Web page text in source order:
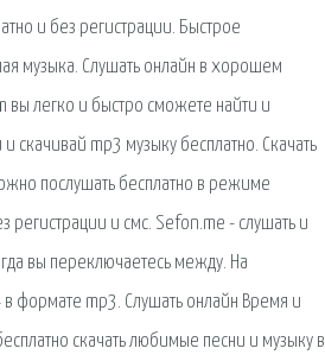
и без регистрации. Быстрое
музыка. Слушать онлайн в хорошем
вы легко и быстро сможете найти и
mp3 музыку бесплатно. Скачать
послушать бесплатно в режиме
регистрации и смс. Sefon.me - слушать и
вы переключаетесь между. На
формате mp3. Слушать онлайн Время и
скачать любимые песни и музыку в